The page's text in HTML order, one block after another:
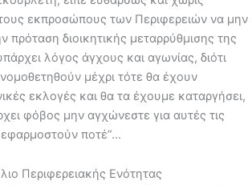
εκπροσώπους των Περιφερειών να μην
πρόταση διοικητικής μεταρρύθμισης της
λόγος άγχους και αγωνίας, διότι
μέχρι τότε θα έχουν
εκλογές και θα τα έχουμε καταργήσει,
φόβος μην αγχώνεστε για αυτές τις
εφαρμοστούν ποτέ”…
Περιφερειακής Ενότητας